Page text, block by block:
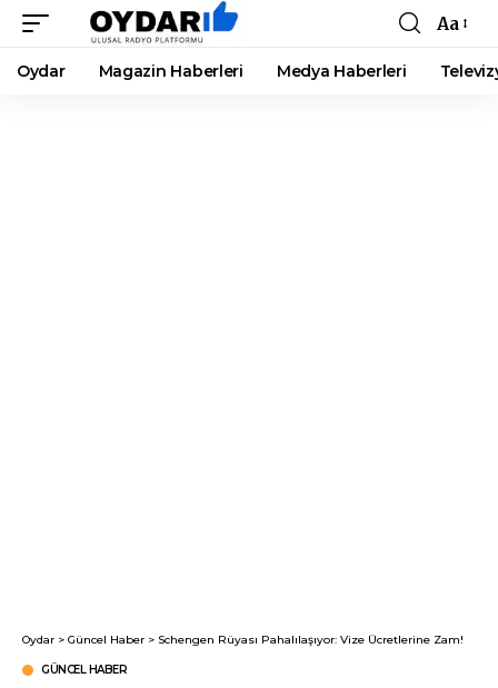
Font
Resizer
Aa
Oydar Magazin Haberleri Medya Haberleri
Oydar > Güncel Haber > Schengen Rüyası Pahalılaşıyor: Vize Ücretlerine Zam!
GÜNCEL HABER